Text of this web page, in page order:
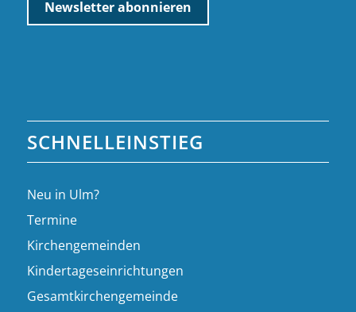
SCHNELLEINSTIEG
Neu in Ulm?
Termine
Kirchengemeinden
Kindertageseinrichtungen
Gesamtkirchengemeinde